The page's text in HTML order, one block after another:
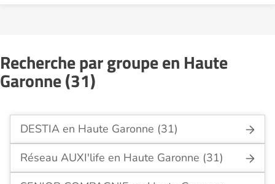
Recherche par groupe en Haute
Garonne (31)
DESTIA en Haute Garonne (31)
Réseau AUXI'life en Haute Garonne (31)